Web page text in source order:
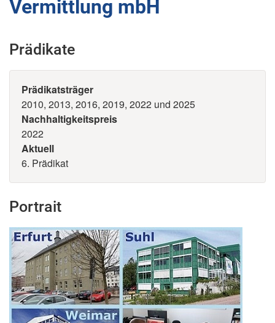
Vermittlung mbH
Prädikate
Prädikatsträger
2010, 2013, 2016, 2019, 2022 und 2025
Nachhaltigkeitspreis
2022
Aktuell
6. Prädikat
Portrait